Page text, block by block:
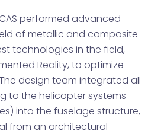
performed advanced
of metallic and composite
technologies in the field,
Reality, to optimize
design team integrated all
to the helicopter systems
into the fuselage structure,
from an architectural